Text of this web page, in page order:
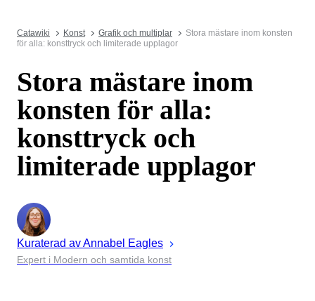
Catawiki Konst Grafik och multiplar
Stora mästare inom konsten
för alla: konsttryck och limiterade upplagor
Stora mästare inom
konsten för alla:
konsttryck och
limiterade upplagor
Kuraterad avAnnabel Eagles
Expert i Modern och samtida konst